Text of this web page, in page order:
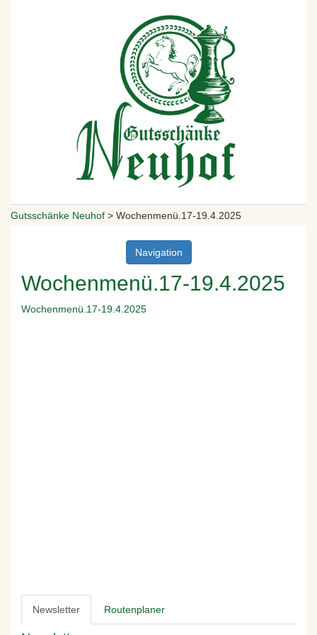
Gutsschänke Neuhof > Wochenmenü.17-19.4.2025
Navigation
Wochenmenü.17-19.4.2025
Wochenmenü.17-19.4.2025
Newsletter Routenplaner